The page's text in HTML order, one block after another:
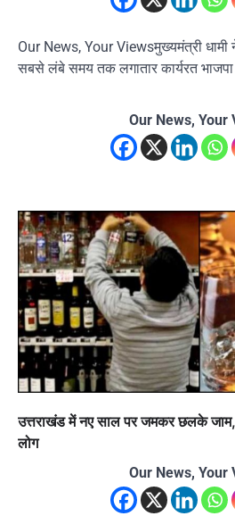
Our News, Your Viewsमुख्यमंत्री धामी
सबसे लंबे समय तक लगातार कार्यरत
Our News, Your
उत्तराखंड में नए साल पर जमकर छलके
लोग
Our News, Your